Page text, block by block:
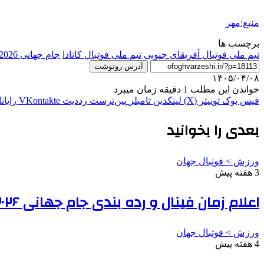
منبع:مهر
برچسب ها
تیم ملی فوتبال آفریقای جنوبی تیم ملی فوتبال کانادا جام جهانی 2026
آدرس رونوشت
۱۴۰۵/۰۴/۰۸
خواندن این مطلب 1 دقیقه زمان میبرد
فیس بوک توییتر (X) لینکدین ‫تامبلر ‫پین‌ترست ‫رددیت ‫VKontakte
بعدی را بخوانید
ورزش > فوتبال جهان
3 هفته پیش
اعلام زمان فینال و رده بندی جام جهانی ۲۰۲۶
ورزش > فوتبال جهان
4 هفته پیش